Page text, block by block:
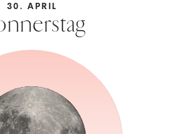
30. APRIL